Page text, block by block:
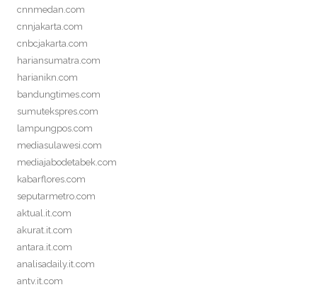
cnnmedan.com
cnnjakarta.com
cnbcjakarta.com
hariansumatra.com
harianikn.com
bandungtimes.com
sumutekspres.com
lampungpos.com
mediasulawesi.com
mediajabodetabek.com
kabarflores.com
seputarmetro.com
aktual.it.com
akurat.it.com
antara.it.com
analisadaily.it.com
antv.it.com